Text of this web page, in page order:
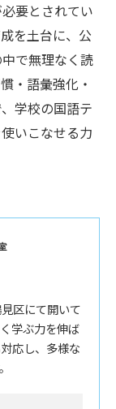
要とされてい
を土台に、公
で無理なく読
・語彙強化・
学校の国語テ
いこなせる力
区にて開いて
学ぶ力を伸ば
応し、多様な